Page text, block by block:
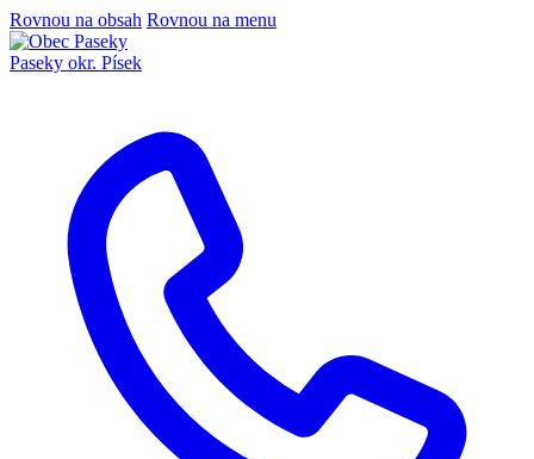
Rovnou na obsah Rovnou na menu
Paseky okr. Písek